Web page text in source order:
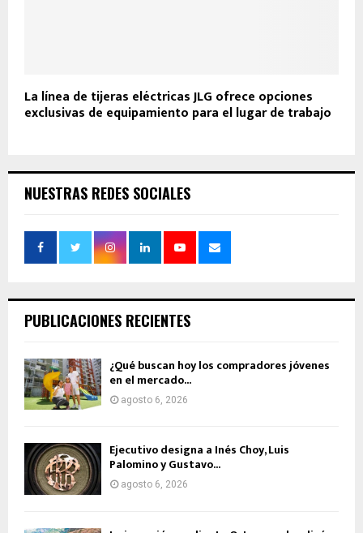
La línea de tijeras eléctricas JLG ofrece opciones
exclusivas de equipamiento para el lugar de trabajo
NUESTRAS REDES SOCIALES
PUBLICACIONES RECIENTES
¿Qué buscan hoy los compradores jóvenes
en el mercado...
agosto 6, 2026
Ejecutivo designa a Inés Choy, Luis
Palomino y Gustavo...
agosto 6, 2026